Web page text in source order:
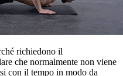
richiedono il
che normalmente non viene
con il tempo in modo da